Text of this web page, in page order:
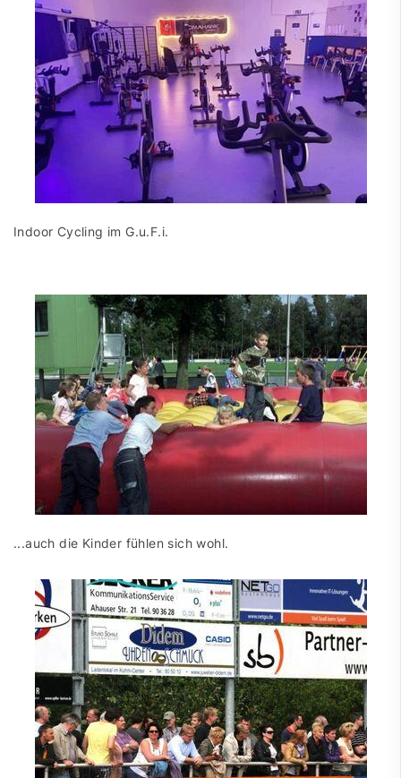
Indoor Cycling im G.u.F.i.
...auch die Kinder fühlen sich wohl.